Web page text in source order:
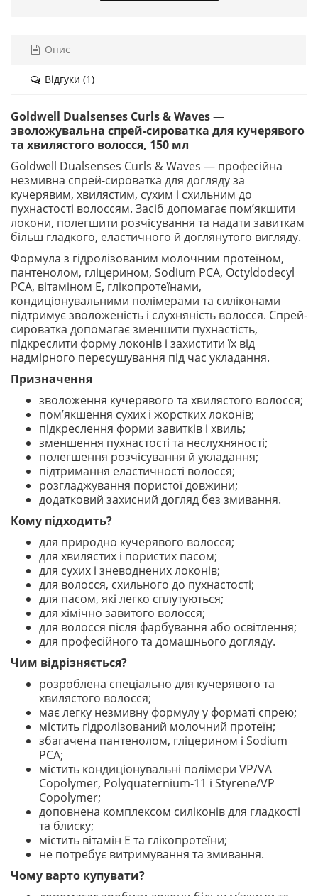
Опис
Відгуки (1)
Goldwell Dualsenses Curls & Waves —
зволожувальна спрей-сироватка для кучерявого
та хвилястого волосся, 150 мл
Goldwell Dualsenses Curls & Waves — професійна
незмивна спрей-сироватка для догляду за
кучерявим, хвилястим, сухим і схильним до
пухнастості волоссям. Засіб допомагає пом’якшити
локони, полегшити розчісування та надати завиткам
більш гладкого, еластичного й доглянутого вигляду.
Формула з гідролізованим молочним протеїном,
пантенолом, гліцерином, Sodium PCA, Octyldodecyl
PCA, вітаміном Е, глікопротеїнами,
кондиціонувальними полімерами та силіконами
підтримує зволоженість і слухняність волосся. Спрей-
сироватка допомагає зменшити пухнастість,
підкреслити форму локонів і захистити їх від
надмірного пересушування під час укладання.
Призначення
зволоження кучерявого та хвилястого волосся;
пом’якшення сухих і жорстких локонів;
підкреслення форми завитків і хвиль;
зменшення пухнастості та неслухняності;
полегшення розчісування й укладання;
підтримання еластичності волосся;
розгладжування пористої довжини;
додатковий захисний догляд без змивання.
Кому підходить?
для природно кучерявого волосся;
для хвилястих і пористих пасом;
для сухих і зневоднених локонів;
для волосся, схильного до пухнастості;
для пасом, які легко сплутуються;
для хімічно завитого волосся;
для волосся після фарбування або освітлення;
для професійного та домашнього догляду.
Чим відрізняється?
розроблена спеціально для кучерявого та
хвилястого волосся;
має легку незмивну формулу у форматі спрею;
містить гідролізований молочний протеїн;
збагачена пантенолом, гліцерином і Sodium
PCA;
містить кондиціонувальні полімери VP/VA
Copolymer, Polyquaternium-11 і Styrene/VP
Copolymer;
доповнена комплексом силіконів для гладкості
та блиску;
містить вітамін Е та глікопротеїни;
не потребує витримування та змивання.
Чому варто купувати?